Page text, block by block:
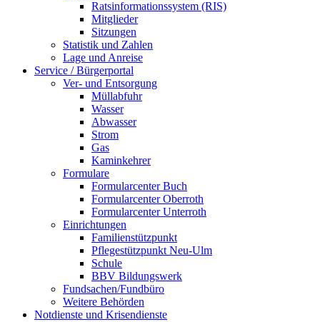
Ratsinformationssystem (RIS)
Mitglieder
Sitzungen
Statistik und Zahlen
Lage und Anreise
Service / Bürgerportal
Ver- und Entsorgung
Müllabfuhr
Wasser
Abwasser
Strom
Gas
Kaminkehrer
Formulare
Formularcenter Buch
Formularcenter Oberroth
Formularcenter Unterroth
Einrichtungen
Familienstützpunkt
Pflegestützpunkt Neu-Ulm
Schule
BBV Bildungswerk
Fundsachen/Fundbüro
Weitere Behörden
Notdienste und Krisendienste